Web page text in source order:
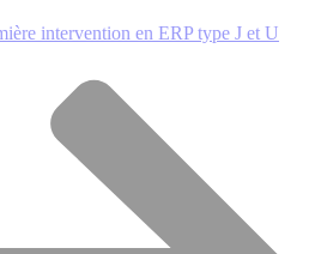
intervention en ERP type J et U